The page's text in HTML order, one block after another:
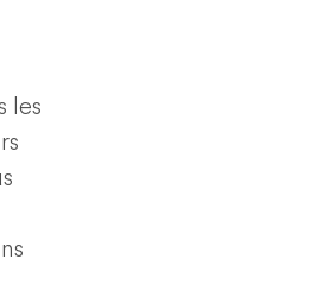
les